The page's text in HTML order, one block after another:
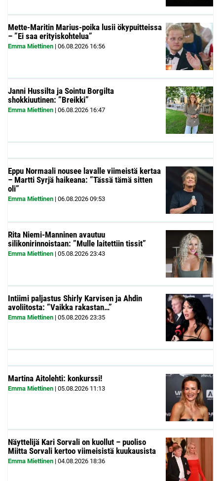
Mette-Maritin Marius-poika lusii ökypuitteissa
– ”Ei saa erityiskohtelua”
Emma Miettinen | 06.08.2026 16:56
Janni Hussilta ja Sointu Borgilta
shokkiuutinen: ”Breikki”
Emma Miettinen | 06.08.2026 16:47
Eppu Normaali nousee lavalle viimeistä kertaa
– Martti Syrjä haikeana: ”Tässä tämä sitten
oli”
Emma Miettinen | 06.08.2026 09:53
Rita Niemi-Manninen avautuu
silikonirinnoistaan: ”Mulle laitettiin tissit”
Emma Miettinen | 05.08.2026 23:43
Intiimi paljastus Shirly Karvisen ja Ahdin
avoliitosta: ”Vaikka rakastan…”
Emma Miettinen | 05.08.2026 23:35
Martina Aitolehti: konkurssi!
Emma Miettinen | 05.08.2026 11:13
Näyttelijä Kari Sorvali on kuollut – puoliso
Miitta Sorvali kertoo viimeisistä kuukausista
Emma Miettinen | 04.08.2026 18:36